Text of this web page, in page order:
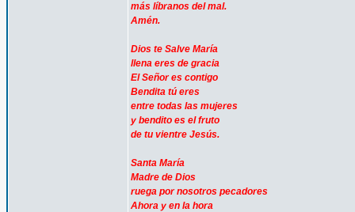
más líbranos del mal.
Amén.
Dios te Salve María
llena eres de gracia
El Señor es contigo
Bendita tú eres
entre todas las mujeres
y bendito es el fruto
de tu vientre Jesús.
Santa María
Madre de Dios
ruega por nosotros pecadores
Ahora y en la hora